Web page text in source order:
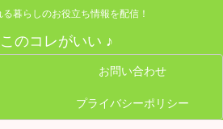
暮らしのお役立ち情報を配信！
のコレがいい ♪
お問い合わせ
プライバシーポリシー